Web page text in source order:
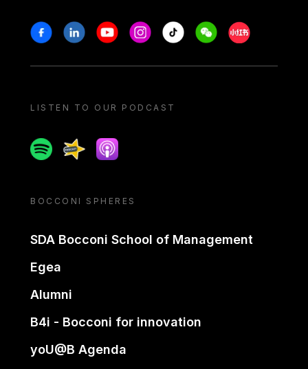
Stay in touch
FacebookLinkedinYoutubeInstagram
Tiktok WeechatXiaohongshu/
LISTEN TO OUR PODCAST
SpotifySpreakerApple podcast
BOCCONI SPHERES
SDA Bocconi School of Management
Egea
Alumni
B4i - Bocconi for innovation
yoU@B Agenda